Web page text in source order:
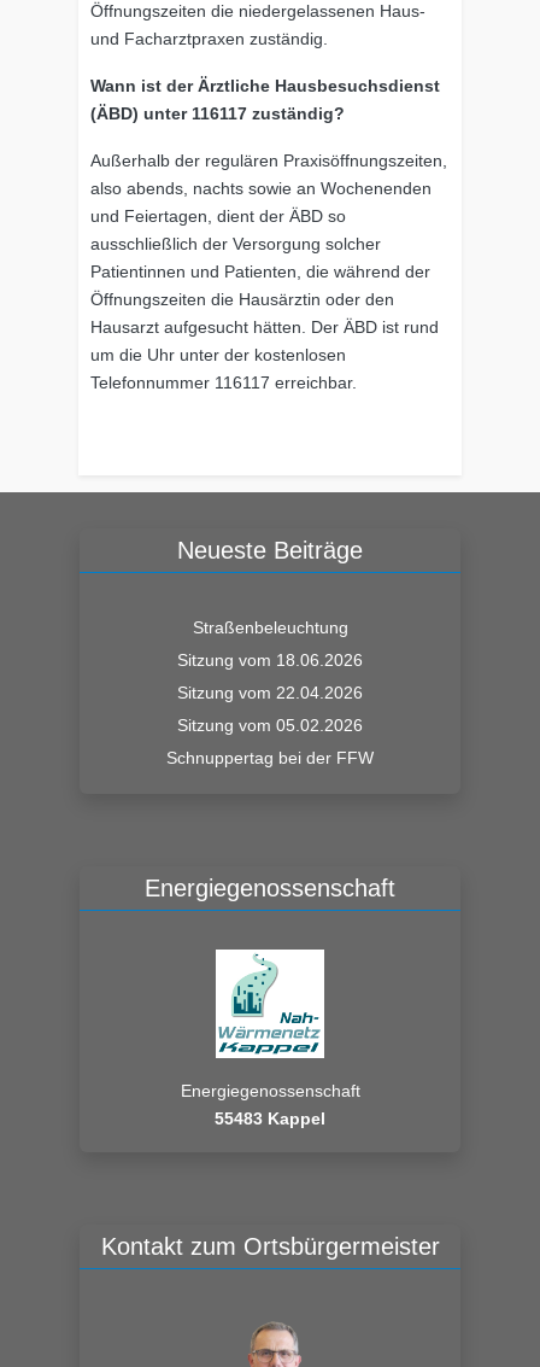
Öffnungszeiten die niedergelassenen Haus-
und Facharztpraxen zuständig.
Wann ist der Ärztliche Hausbesuchsdienst
(ÄBD) unter 116117 zuständig?
Außerhalb der regulären Praxisöffnungszeiten,
also abends, nachts sowie an Wochenenden
und Feiertagen, dient der ÄBD so
ausschließlich der Versorgung solcher
Patientinnen und Patienten, die während der
Öffnungszeiten die Hausärztin oder den
Hausarzt aufgesucht hätten. Der ÄBD ist rund
um die Uhr unter der kostenlosen
Telefonnummer 116117 erreichbar.
Neueste Beiträge
Straßenbeleuchtung
Sitzung vom 18.06.2026
Sitzung vom 22.04.2026
Sitzung vom 05.02.2026
Schnuppertag bei der FFW
Energiegenossenschaft
Energiegenossenschaft
55483 Kappel
Kontakt zum Ortsbürgermeister